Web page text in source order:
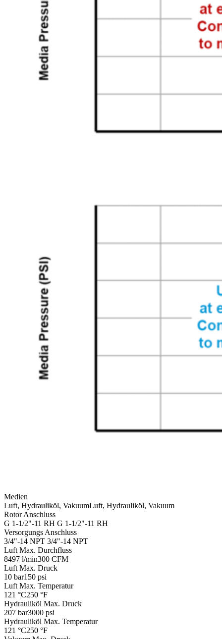
Medien
Luft, Hydrauliköl, VakuumLuft, Hydrauliköl, Vakuum
Rotor Anschluss
G 1-1/2"-11 RH G 1-1/2"-11 RH
Versorgungs Anschluss
3/4"-14 NPT 3/4"-14 NPT
Luft Max. Durchfluss
8497 l/min300 CFM
Luft Max. Druck
10 bar150 psi
Luft Max. Temperatur
121 °C250 °F
Hydrauliköl Max. Druck
207 bar3000 psi
Hydrauliköl Max. Temperatur
121 °C250 °F